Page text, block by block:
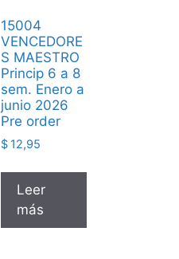
15004
VENCEDORE
S MAESTRO
Princip 6 a 8
sem. Enero a
junio 2026
Pre order
$12,95
Leer
más